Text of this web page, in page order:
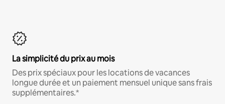
La simplicité du prix au mois
Des prix spéciaux pour les locations de vacances
longue durée et un paiement mensuel unique sans frais
supplémentaires.*